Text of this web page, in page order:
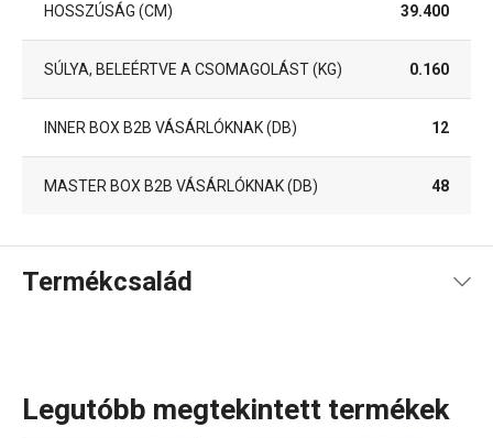
HOSSZÚSÁG (CM) 39.400
SÚLYA, BELEÉRTVE A CSOMAGOLÁST (KG) 0.160
INNER BOX B2B VÁSÁRLÓKNAK (DB) 12
MASTER BOX B2B VÁSÁRLÓKNAK (DB) 48
Termékcsalád
Legutóbb megtekintett termékek